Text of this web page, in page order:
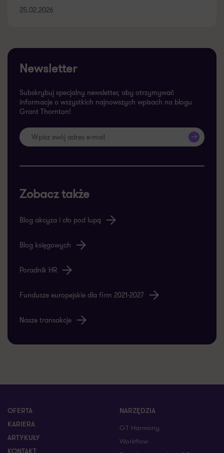
25.02.2026
Newsletter
Subskrybuj specjalny newsletter, aby otrzymywać
informacje o wszystkich najnowszych wpisach na blogu
Grant Thornton!
>>
Zobacz także
Blog akcyza i cło pod lupą
Blog księgowych
Poradnik HR
Fundusze europejskie dla firm 2021-2027
Nasze transakcje
OFERTA
KARIERA
ARTYKUŁY
NARZĘDZIA
GT Harmony
Workflow